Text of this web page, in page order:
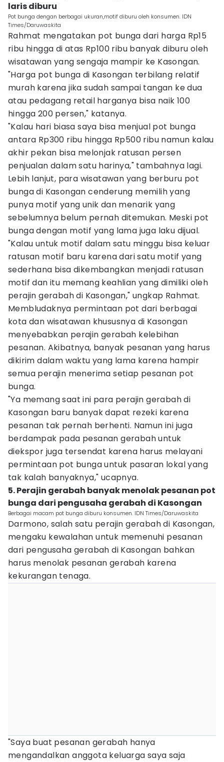
laris diburu
Pot bunga dengan berbagai ukuran,motif diburu oleh konsumen. IDN
Times/Daruwaskita
Rahmat mengatakan pot bunga dari harga Rp15
ribu hingga di atas Rp100 ribu banyak diburu oleh
wisatawan yang sengaja mampir ke Kasongan.
"Harga pot bunga di Kasongan terbilang relatif
murah karena jika sudah sampai tangan ke dua
atau pedagang retail harganya bisa naik 100
hingga 200 persen," katanya.
"Kalau hari biasa saya bisa menjual pot bunga
antara Rp300 ribu hingga Rp500 ribu namun kalau
akhir pekan bisa melonjak ratusan persen
penjualan dalam satu harinya," tambahnya lagi.
Lebih lanjut, para wisatawan yang berburu pot
bunga di Kasongan cenderung memilih yang
punya motif yang unik dan menarik yang
sebelumnya belum pernah ditemukan. Meski pot
bunga dengan motif yang lama juga laku dijual.
"Kalau untuk motif dalam satu minggu bisa keluar
ratusan motif baru karena dari satu motif yang
sederhana bisa dikembangkan menjadi ratusan
motif dan itu memang keahlian yang dimiliki oleh
perajin gerabah di Kasongan," ungkap Rahmat.
Membludaknya permintaan pot dari berbagai
kota dan wisatawan khususnya di Kasongan
menyebabkan perajin gerabah kelebihan
pesanan. Akibatnya, banyak pesanan yang harus
dikirim dalam waktu yang lama karena hampir
semua perajin menerima setiap pesanan pot
bunga.
"Ya memang saat ini para perajin gerabah di
Kasongan baru banyak dapat rezeki karena
pesanan tak pernah berhenti. Namun ini juga
berdampak pada pesanan gerabah untuk
diekspor juga tersendat karena harus melayani
permintaan pot bunga untuk pasaran lokal yang
tak kalah banyaknya," ucapnya.
5. Perajin gerabah banyak menolak pesanan pot
bunga dari pengusaha gerabah di Kasongan‎
Berbagai macam pot bunga diburu konsumen. IDN Times/Daruwaskita
Darmono, salah satu perajin gerabah di Kasongan,
mengaku kewalahan untuk memenuhi pesanan
dari pengusaha gerabah di Kasongan bahkan
harus menolak pesanan gerabah karena
kekurangan tenaga.
"Saya buat pesanan gerabah hanya
mengandalkan anggota keluarga saya saja